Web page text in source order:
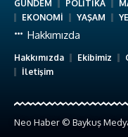
GÜNDEM POLİTİKA
EKONOMİ
YAŞAM
Hakkımızda
Hakkımızda Ekibimiz
İletişim
Neo Haber © Baykuş